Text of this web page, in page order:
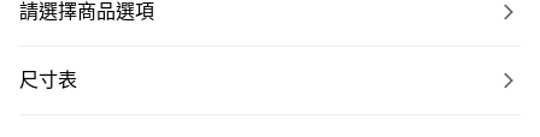
請選擇商品選項
尺寸表